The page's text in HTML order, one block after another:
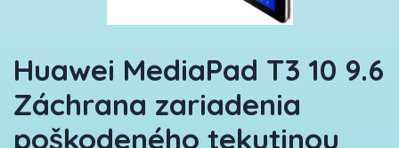
Huawei MediaPad T3 10 9.6
Záchrana zariadenia
poškodeného tekutinou